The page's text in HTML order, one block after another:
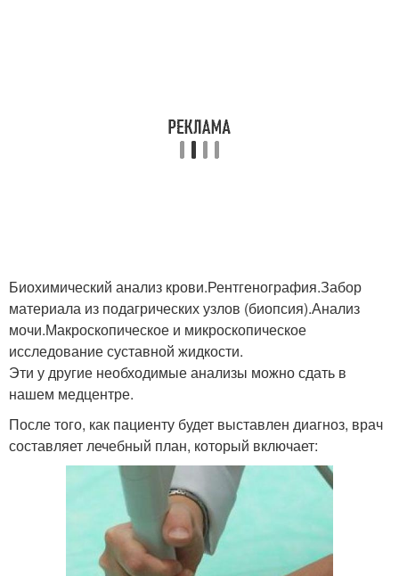
Биохимический анализ крови.Рентгенография.Забор
материала из подагрических узлов (биопсия).Анализ
мочи.Макроскопическое и микроскопическое
исследование суставной жидкости.
Эти у другие необходимые анализы можно сдать в
нашем медцентре.
После того, как пациенту будет выставлен диагноз, врач
составляет лечебный план, который включает: